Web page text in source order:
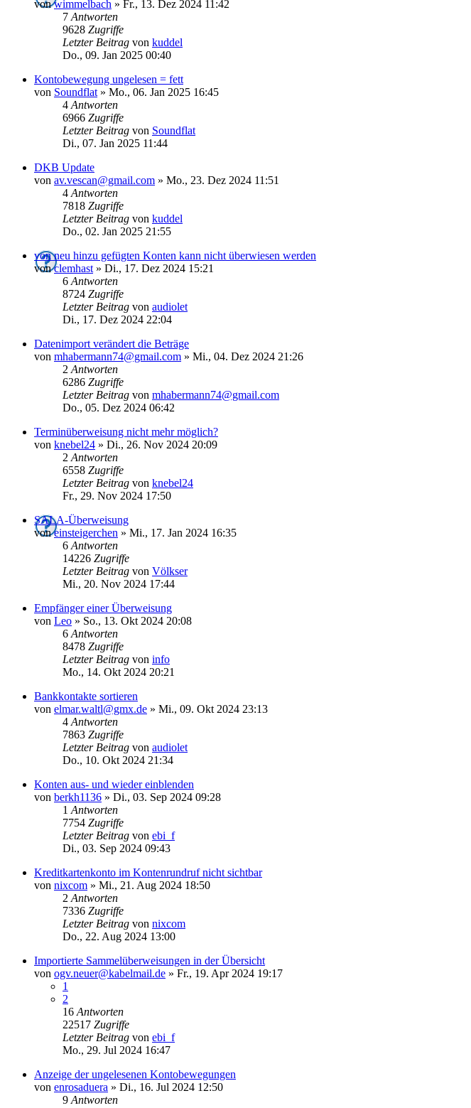
vonwimmelbach » Fr., 13. Dez 2024 11:42
7 Antworten
9628 Zugriffe
Letzter Beitrag von kuddel
Do., 09. Jan 2025 00:40
Kontobewegung ungelesen = fett
von Soundflat » Mo., 06. Jan 2025 16:45
4 Antworten
6966 Zugriffe
Letzter Beitrag von Soundflat
Di., 07. Jan 2025 11:44
DKB Update
von av.vescan@gmail.com » Mo., 23. Dez 2024 11:51
4 Antworten
7818 Zugriffe
Letzter Beitrag von kuddel
Do., 02. Jan 2025 21:55
von neu hinzu gefügten Konten kann nicht überwiesen werden
vonclemhast » Di., 17. Dez 2024 15:21
6 Antworten
8724 Zugriffe
Letzter Beitrag von audiolet
Di., 17. Dez 2024 22:04
Datenimport verändert die Beträge
von mhabermann74@gmail.com » Mi., 04. Dez 2024 21:26
2 Antworten
6286 Zugriffe
Letzter Beitrag von mhabermann74@gmail.com
Do., 05. Dez 2024 06:42
Terminüberweisung nicht mehr möglich?
von knebel24 » Di., 26. Nov 2024 20:09
2 Antworten
6558 Zugriffe
Letzter Beitrag von knebel24
Fr., 29. Nov 2024 17:50
SALA-Überweisung
voneinsteigerchen » Mi., 17. Jan 2024 16:35
6 Antworten
14226 Zugriffe
Letzter Beitrag von Völkser
Mi., 20. Nov 2024 17:44
Empfänger einer Überweisung
von Leo » So., 13. Okt 2024 20:08
6 Antworten
8478 Zugriffe
Letzter Beitrag von info
Mo., 14. Okt 2024 20:21
Bankkontakte sortieren
von elmar.waltl@gmx.de » Mi., 09. Okt 2024 23:13
4 Antworten
7863 Zugriffe
Letzter Beitrag von audiolet
Do., 10. Okt 2024 21:34
Konten aus- und wieder einblenden
von berkh1136 » Di., 03. Sep 2024 09:28
1 Antworten
7754 Zugriffe
Letzter Beitrag von ebi_f
Di., 03. Sep 2024 09:43
Kreditkartenkonto im Kontenrundruf nicht sichtbar
von nixcom » Mi., 21. Aug 2024 18:50
2 Antworten
7336 Zugriffe
Letzter Beitrag von nixcom
Do., 22. Aug 2024 13:00
Importierte Sammelüberweisungen in der Übersicht
von ogv.neuer@kabelmail.de » Fr., 19. Apr 2024 19:17
1
2
16 Antworten
22517 Zugriffe
Letzter Beitrag von ebi_f
Mo., 29. Jul 2024 16:47
Anzeige der ungelesenen Kontobewegungen
von enrosaduera » Di., 16. Jul 2024 12:50
9 Antworten